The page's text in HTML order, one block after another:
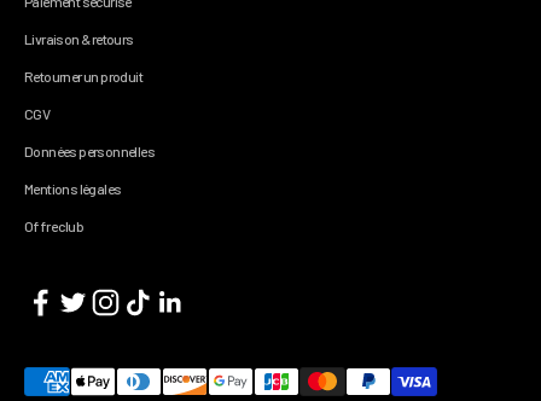
Livraison & retours
Retourner un produit
CGV
Données personnelles
Mentions légales
Offre club